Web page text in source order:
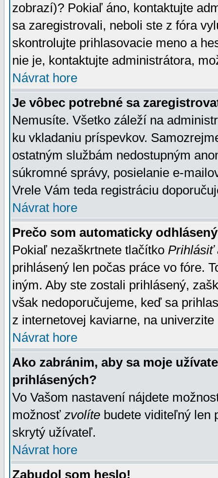
zobrazí)? Pokiaľ áno, kontaktujte
sa zaregistrovali, neboli ste z fóra
skontrolujte prihlasovacie meno a
nie je, kontaktujte administrátora,
Návrat hore
Je vôbec potrebné sa
Nemusíte. Všetko záleží na
ku vkladaniu príspevkov.
ostatným službám nedostupným
súkromné správy, posielanie e-
Vrele Vám teda registráciu
Návrat hore
Prečo som automaticky
Pokiaľ nezaškrtnete tlačítko Prihlásiť
prihlásený len počas práce vo fóre.
iným. Aby ste zostali prihlásený,
však nedoporučujeme, keď sa
z internetovej kaviarne, na univerzite
Návrat hore
Ako zabránim, aby sa moje
prihlásených?
Vo Vašom nastavení nájdete
možnosť zvolíte budete viditeľný len
skrytý užívateľ.
Návrat hore
Zabudol som heslo!